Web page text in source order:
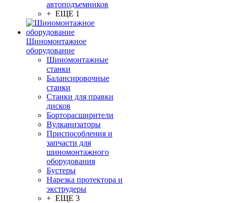
автоподъемников
+ ЕЩЕ 1
Шиномонтажное
оборудование
Шиномонтажные
станки
Балансировочные
станки
Станки для правки
дисков
Борторасширители
Вулканизаторы
Приспособления и
запчасти для
шиномонтажного
оборудования
Бустеры
Нарезка протектора и
экструдеры
+ ЕЩЕ 3